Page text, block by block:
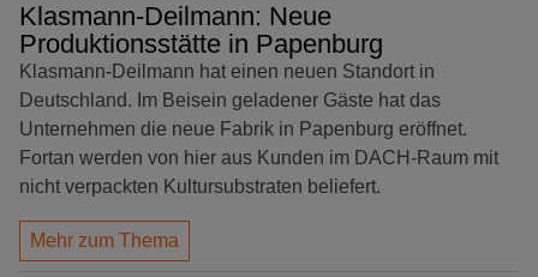
Klasmann-Deilmann: Neue
Produktionsstätte in Papenburg
Klasmann-Deilmann hat einen neuen Standort in
Deutschland. Im Beisein geladener Gäste hat das
Unternehmen die neue Fabrik in Papenburg eröffnet.
Fortan werden von hier aus Kunden im DACH-Raum mit
nicht verpackten Kultursubstraten beliefert.
Mehr zum Thema